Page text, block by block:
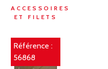
ACCESSOIRES
ET FILETS
Référence :
56868